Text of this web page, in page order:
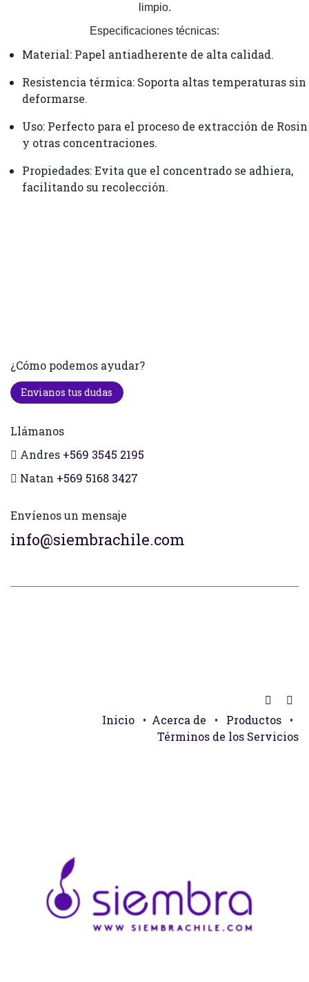
limpio.
Especificaciones técnicas:
Material: Papel antiadherente de alta calidad.
Resistencia térmica: Soporta altas temperaturas sin
deformarse.
Uso: Perfecto para el proceso de extracción de Rosin
y otras concentraciones.
Propiedades: Evita que el concentrado se adhiera,
facilitando su recolección.
¿Cómo podemos ayudar?
Envianos tus dudas
Llámanos
Andres +569 3545 2195
Natan +569 5168 3427
Envíenos un mensaje
info@siembrachile.com
Inicio • Acerca de • Productos
•
Términos de los Servicios